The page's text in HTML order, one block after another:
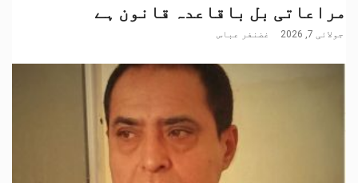
مراعاتی بل باقاعدہ قانون ہے
جولائی 7, 2026 غضنفر عباس